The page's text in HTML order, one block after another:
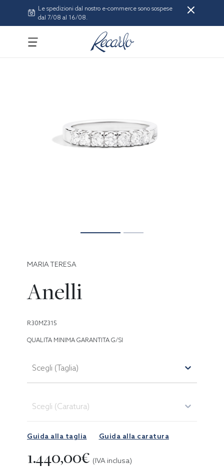
Le spedizioni dal nostro e-commerce sono sospese
dal 7/08 al 16/08.
MARIA TERESA
Anelli
R30MZ315
QUALITA MINIMA GARANTITA G/SI
Scegli (Taglia)
Scegli (Caratura)
Guida alla taglia Guida alla caratura
1.440,00€ (IVA inclusa)